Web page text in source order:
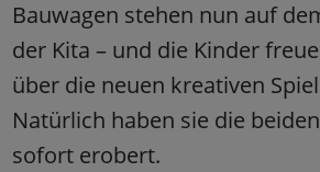
Bauwagen stehen nun auf
der Kita – und die Kinder
über die neuen kreativen
Natürlich haben sie die
sofort erobert.